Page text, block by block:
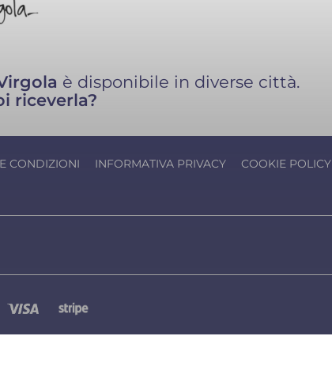
è disponibile in diverse città.
riceverla?
CONDIZIONI INFORMATIVA PRIVACY COOKIE POLICY